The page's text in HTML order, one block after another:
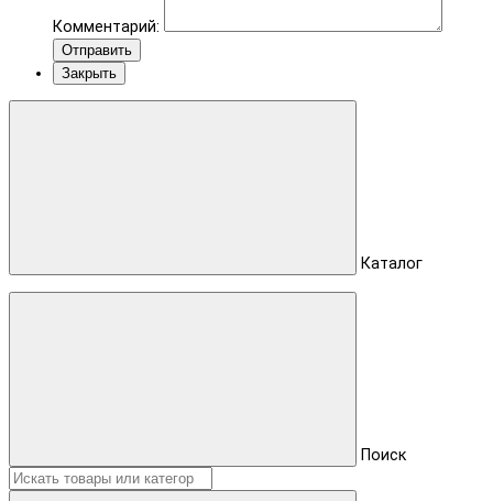
Комментарий:
Отправить
Закрыть
Каталог
Поиск